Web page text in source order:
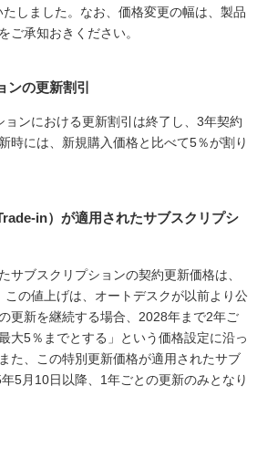
しました。なお、価格変更の幅は、製品
ご承知おきください。
ンの更新割引
ンにおける更新割引は終了し、3年契約
時には、新規購入価格と比べて5％が割り
in）が適用されたサブスクリプシ
サブスクリプションの契約更新価格は、
の値上げは、オートデスクが以前より公
更新を継続する場合、2028年まで2年ご
大5％までとする」という価格設定に沿っ
た、この特別更新価格が適用されたサブ
5月10日以降、1年ごとの更新のみとなり